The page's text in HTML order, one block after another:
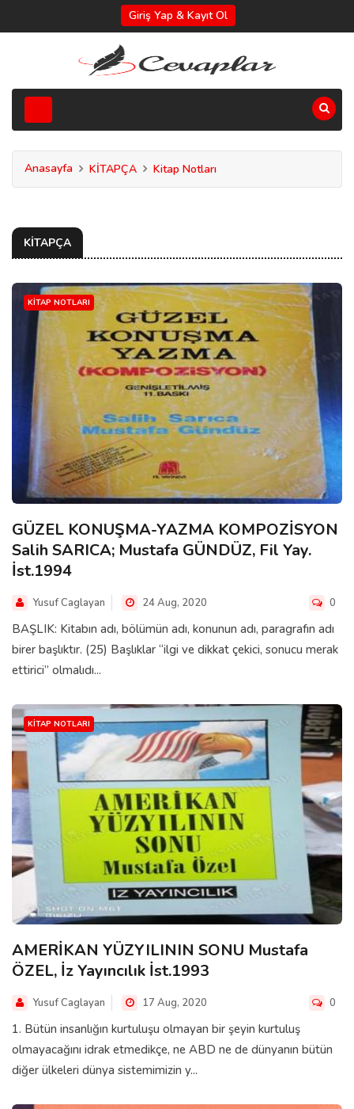
Giriş Yap & Kayıt Ol
Anasayfa KİTAPÇA Kitap Notları
KİTAPÇA
KITAP NOTLARI
GÜZEL KONUŞMA-YAZMA KOMPOZİSYON
Salih SARICA; Mustafa GÜNDÜZ, Fil Yay.
İst.1994
Yusuf Caglayan 24 Aug, 2020 0
BAŞLIK: Kitabın adı, bölümün adı, konunun adı, paragrafın adı
birer başlıktır. (25) Başlıklar “ilgi ve dikkat çekici, sonucu merak
ettirici” olmalıdı...
KITAP NOTLARI
AMERİKAN YÜZYILININ SONU Mustafa
ÖZEL, İz Yayıncılık İst.1993
Yusuf Caglayan 17 Aug, 2020 0
1. Bütün insanlığın kurtuluşu olmayan bir şeyin kurtuluş
olmayacağını idrak etmedikçe, ne ABD ne de dünyanın bütün
diğer ülkeleri dünya sistemimizin y...